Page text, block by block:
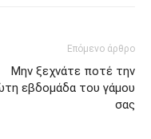
Επόμενο άρθρο
Μην ξεχνάτε ποτέ την
εβδομάδα του γάμου
σας